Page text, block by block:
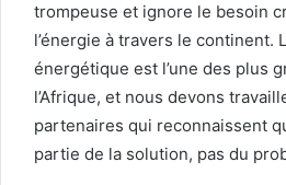
trompeuse et ignore le besoin
l’énergie à travers le continent.
énergétique est l’une des plus
l’Afrique, et nous devons
partenaires qui reconnaissent
partie de la solution, pas du